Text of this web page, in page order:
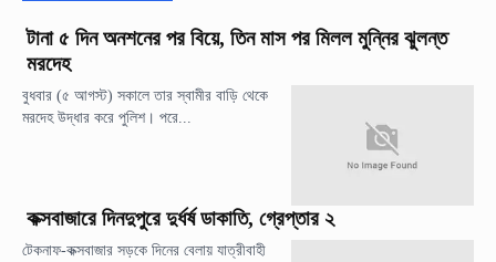
টানা ৫ দিন অনশনের পর বিয়ে, তিন মাস পর মিলল মুন্নির ঝুলন্ত
মরদেহ
বুধবার (৫ আগস্ট) সকালে তার স্বামীর বাড়ি থেকে
মরদেহ উদ্ধার করে পুলিশ। পরে...
কক্সবাজারে দিনদুপুরে দুর্ধর্ষ ডাকাতি, গ্রেপ্তার ২
টেকনাফ-কক্সবাজার সড়কে দিনের বেলায় যাত্রীবাহী